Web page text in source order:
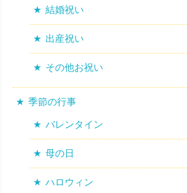
結婚祝い
出産祝い
その他お祝い
季節の行事
バレンタイン
母の日
ハロウィン